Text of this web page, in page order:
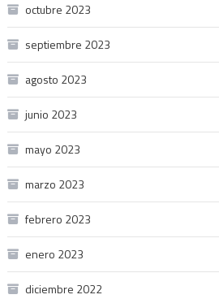
octubre 2023
septiembre 2023
agosto 2023
junio 2023
mayo 2023
marzo 2023
febrero 2023
enero 2023
diciembre 2022